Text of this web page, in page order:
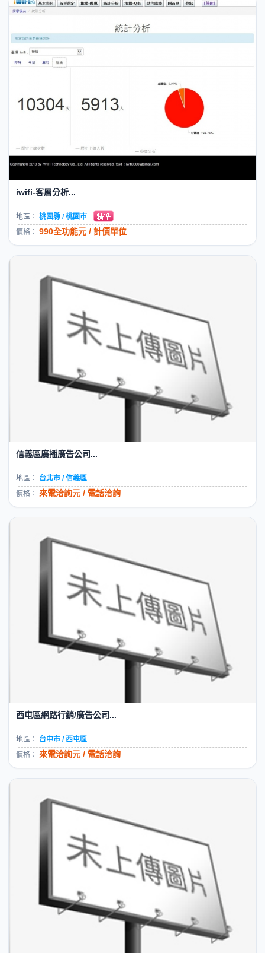
iwifi-客層分析...
地區： 桃園縣 / 桃園市
價格： 990全功能元 / 計價單位
信義區廣播廣告公司...
地區：
台北市 / 信義區
價格： 來電洽詢元 / 電話洽詢
西屯區網路行銷/廣告公司...
地區：
台中市 / 西屯區
價格： 來電洽詢元 / 電話洽詢